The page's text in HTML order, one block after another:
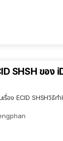
SHSH ของ
รื่อง ECID SHSHวิธีท